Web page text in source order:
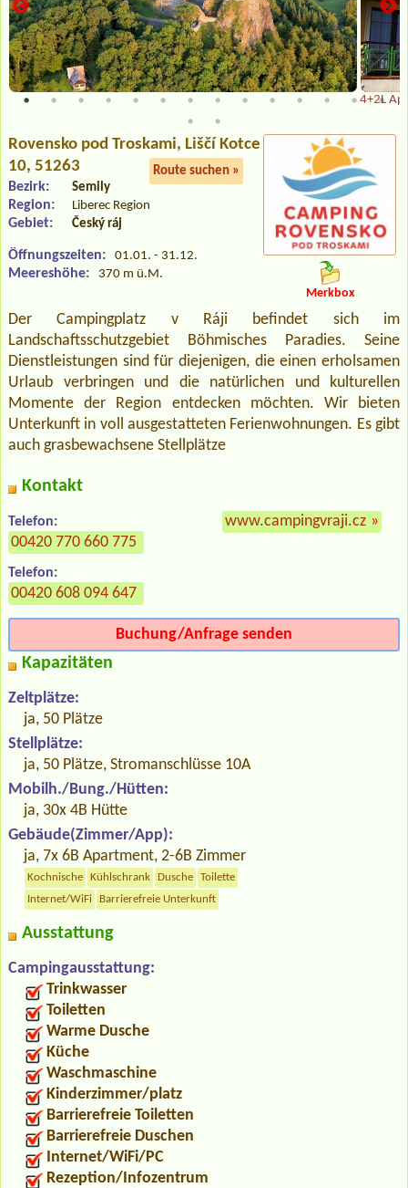
4+2L
Rovensko pod Troskami, Liščí Kotce
10, 51263
Route suchen »
Bezirk: Semily
Region: Liberec Region
Gebiet: Český ráj
Öffnungszeiten: 01.01. - 31.12.
Meereshöhe:
370 m ü.M.
Merkbox
Der Campingplatz v Ráji befindet sich im
Landschaftsschutzgebiet Böhmisches Paradies. Seine
Dienstleistungen sind für diejenigen, die einen erholsamen
Urlaub verbringen und die natürlichen und kulturellen
Momente der Region entdecken möchten. Wir bieten
Unterkunft in voll ausgestatteten Ferienwohnungen. Es gibt
auch grasbewachsene Stellplätze
Kontakt
Telefon:
00420 770 660 775
Telefon:
00420 608 094 647
www.campingvraji.cz »
Buchung/Anfrage senden
Kapazitäten
Zeltplätze:
ja, 50 Plätze
Stellplätze:
ja, 50 Plätze, Stromanschlüsse 10A
Mobilh./Bung./Hütten:
ja, 30x 4B Hütte
Gebäude(Zimmer/App):
ja, 7x 6B Apartment, 2-6B Zimmer
Kochnische Kühlschrank Dusche
Toilette
Internet/WiFi
Barrierefreie Unterkunft
Ausstattung
Campingausstattung:
Trinkwasser
Toiletten
Warme Dusche
Küche
Waschmaschine
Kinderzimmer/platz
Barrierefreie Toiletten
Barrierefreie Duschen
Internet/WiFi/PC
Rezeption/Infozentrum